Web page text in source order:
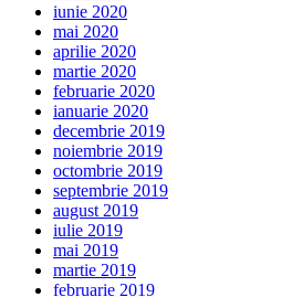
iunie 2020
mai 2020
aprilie 2020
martie 2020
februarie 2020
ianuarie 2020
decembrie 2019
noiembrie 2019
octombrie 2019
septembrie 2019
august 2019
iulie 2019
mai 2019
martie 2019
februarie 2019